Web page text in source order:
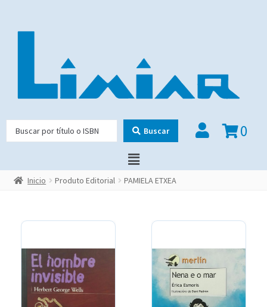
Buscar 0
Inicio Produto Editorial PAMIELA ETXEA